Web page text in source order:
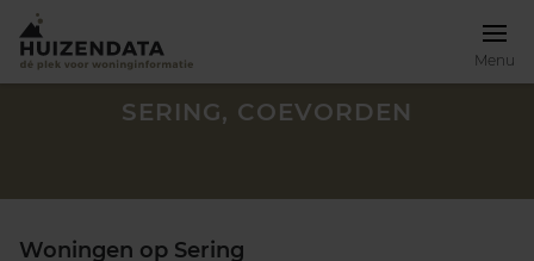
Menu
SERING, COEVORDEN
Woningen op Sering